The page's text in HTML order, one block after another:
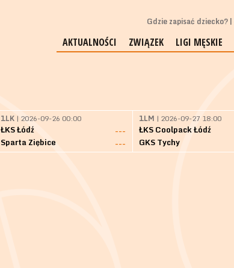
Gdzie zapisać dziecko?
AKTUALNOŚCI ZWIĄZEK LIGI MĘSKIE
1LK | 2026-09-26 00:00
ŁKS Łódź
---
Sparta Ziębice
---
1LM | 2026-09-27 18:00
ŁKS Coolpack Łódź
GKS Tychy